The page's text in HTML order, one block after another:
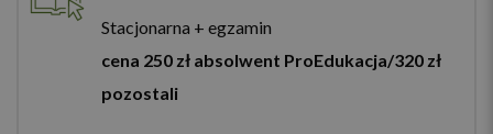
Stacjonarna + egzamin
cena 250 zł absolwent ProEdukacja/320 zł
pozostali